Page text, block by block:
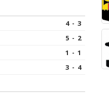
4 - 3
5 - 2
1 - 1
3 - 4